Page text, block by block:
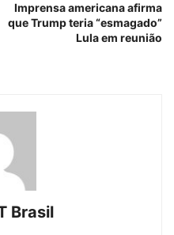
Imprensa americana afirma
que Trump teria “esmagado”
Lula em reunião
Brasil